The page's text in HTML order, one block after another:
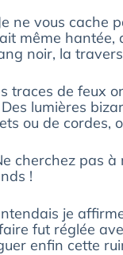
ne vous cache
même hantée,
noir, la
traces de feux
lumières
ou de cordes,
cherchez pas à
!
je
fut réglée
enfin cette